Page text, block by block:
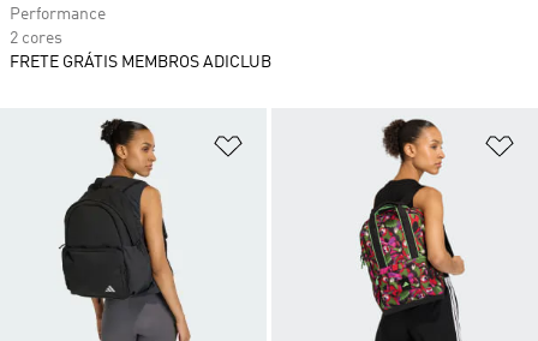
Adicionar à Lista de Desejos
Performance
2 cores
FRETE GRÁTIS MEMBROS ADICLUB